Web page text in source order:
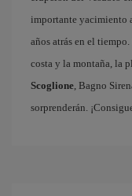
importante yacimiento
años atrás en el
costa y la montaña, la
Scoglione, Bagno
sorprenderán.